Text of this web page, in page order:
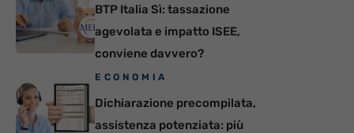
BTP Italia Sì: tassazione
agevolata e impatto ISEE,
conviene davvero?
ECONOMIA
Dichiarazione precompilata,
assistenza potenziata: più